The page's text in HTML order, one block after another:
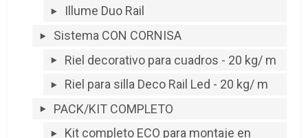
Illume Duo Rail
Sistema CON CORNISA
Riel decorativo para cuadros - 20 kg/ m
Riel para silla Deco Rail Led - 20 kg/ m
PACK/KIT COMPLETO
Kit completo ECO para montaje en